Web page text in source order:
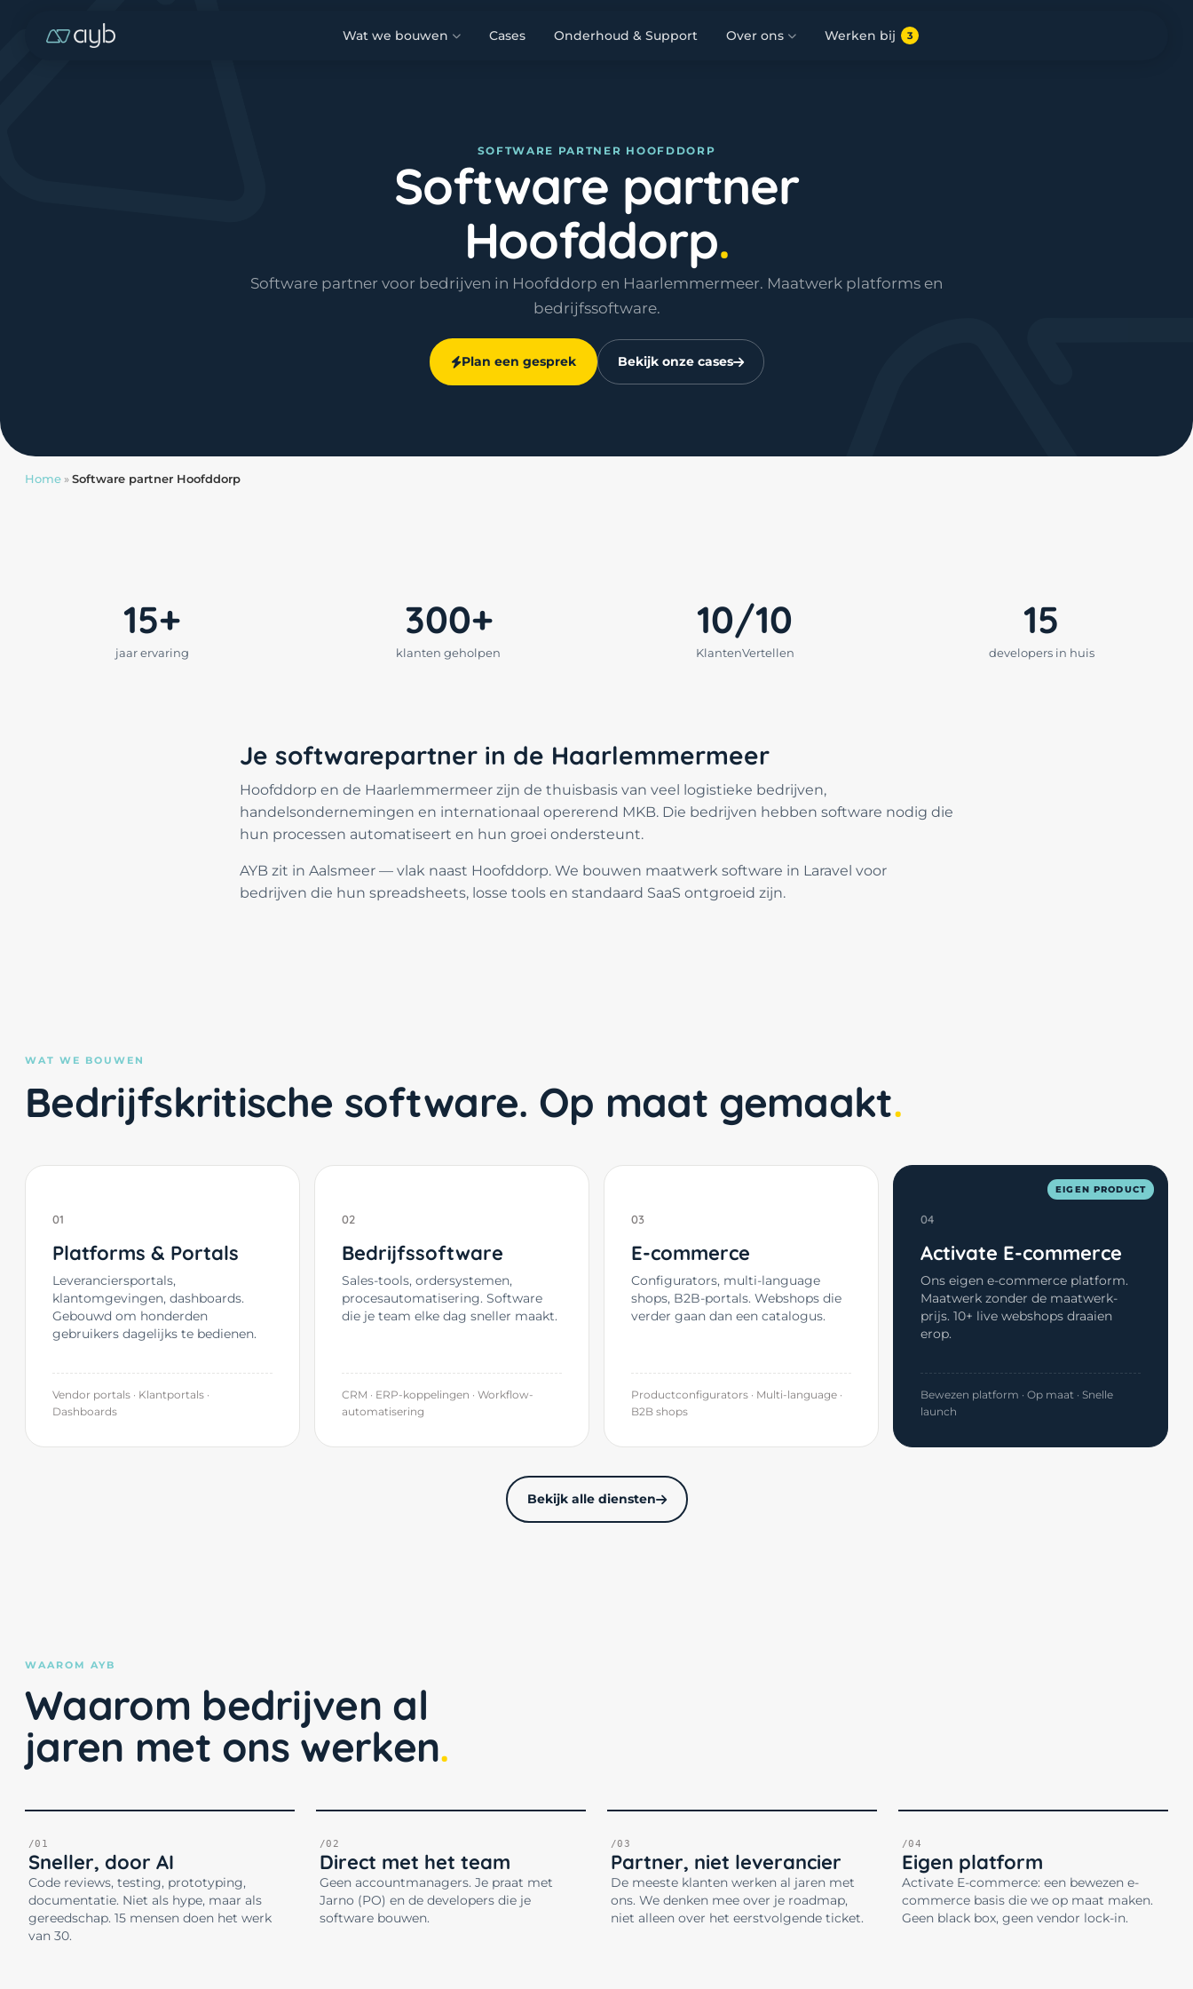
Wat we bouwen Cases Onderhoud & Support Over ons Werken bij 3
SOFTWARE PARTNER HOOFDDORP
Software partner
Hoofddorp
Software partner voor bedrijven in Hoofddorp en Haarlemmermeer. Maatwerk platforms en
bedrijfssoftware.
Plan een gesprek Bekijk onze cases
Home »Software partner Hoofddorp
15+
jaar ervaring
300+
klanten geholpen
10/10
KlantenVertellen
15
developers in huis
Je softwarepartner in de Haarlemmermeer
Hoofddorp en de Haarlemmermeer zijn de thuisbasis van veel logistieke bedrijven,
handelsondernemingen en internationaal opererend MKB. Die bedrijven hebben software nodig die
hun processen automatiseert en hun groei ondersteunt.
AYB zit in Aalsmeer — vlak naast Hoofddorp. We bouwen maatwerk software in Laravel voor
bedrijven die hun spreadsheets, losse tools en standaard SaaS ontgroeid zijn.
WAT WE BOUWEN
Bedrijfskritische software. Op maat gemaakt
01
Platforms & Portals
Leveranciersportals,
klantomgevingen, dashboards.
Gebouwd om honderden
gebruikers dagelijks te bedienen.
Vendor portals · Klantportals ·
Dashboards
02
Bedrijfssoftware
Sales-tools, ordersystemen,
procesautomatisering. Software
die je team elke dag sneller maakt.
CRM · ERP-koppelingen · Workflow-
automatisering
03
E-commerce
Configurators, multi-language
shops, B2B-portals. Webshops die
verder gaan dan een catalogus.
Productconfigurators · Multi-language ·
B2B shops
04
EIGEN PRODUCT
Activate E-commerce
Ons eigen e-commerce platform.
Maatwerk zonder de maatwerk-
prijs. 10+ live webshops draaien
erop.
Bewezen platform · Op maat · Snelle
launch
Bekijk alle diensten
WAAROM AYB
Waarom bedrijven al
jaren met ons werken
/01
Sneller, door AI
Code reviews, testing, prototyping,
documentatie. Niet als hype, maar als
gereedschap. 15 mensen doen het werk
van 30.
/02
Direct met het team
Geen accountmanagers. Je praat met
Jarno (PO) en de developers die je
software bouwen.
/03
Partner, niet leverancier
De meeste klanten werken al jaren met
ons. We denken mee over je roadmap,
niet alleen over het eerstvolgende ticket.
/04
Eigen platform
Activate E-commerce: een bewezen e-
commerce basis die we op maat maken.
Geen black box, geen vendor lock-in.